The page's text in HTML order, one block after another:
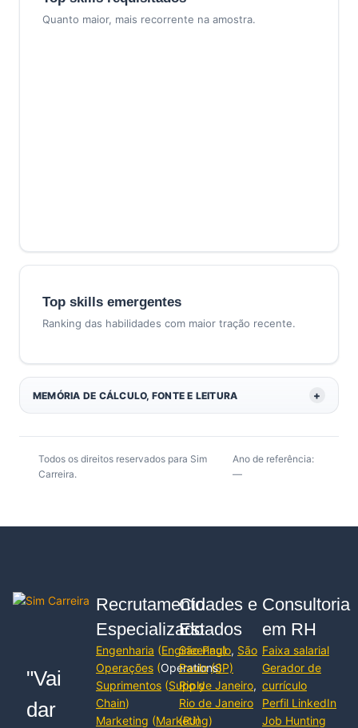
Quanto maior, mais recorrente na amostra.
Top skills emergentes
Ranking das habilidades com maior tração recente.
MEMÓRIA DE CÁLCULO, FONTE E LEITURA
Todos os direitos reservados para Sim
Carreira.
Ano de referência:
—
"Vai
dar
Recrutamento
Especializado
Engenharia (Engineering)
Operações (Operations)
Suprimentos (Supply
Chain)
Marketing (Marketing)
Cidades e
Estados
São Paulo, São
Paulo (SP)
Rio de Janeiro,
Rio de Janeiro
(RJ)
Consultoria
em RH
Faixa salarial
Gerador de
currículo
Perfil LinkedIn
Job Hunting